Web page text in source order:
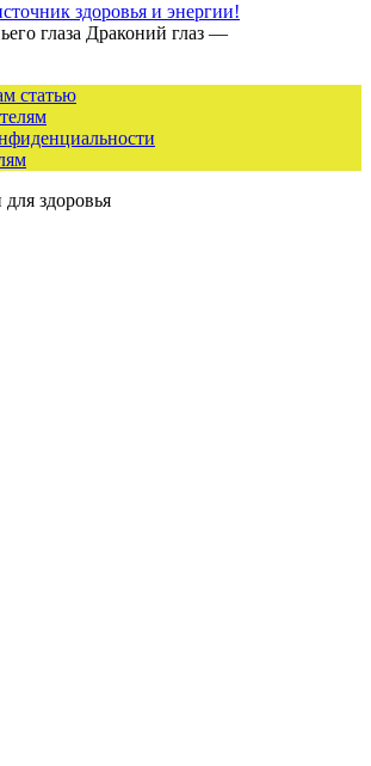
здоровья и энергии!
глаза Драконий глаз —
статью
здоровья